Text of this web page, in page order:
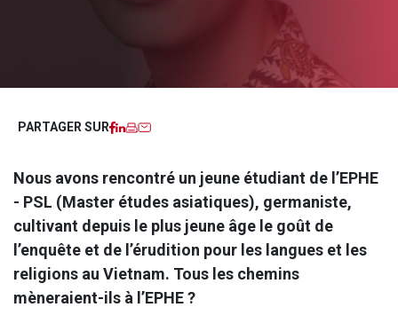
PARTAGER SUR Facebook
LinkedIn
Imprimer
Nous avons rencontré un jeune étudiant de l’EPHE
- PSL (Master études asiatiques), germaniste,
cultivant depuis le plus jeune âge le goût de
l’enquête et de l’érudition pour les langues et les
religions au Vietnam. Tous les chemins
mèneraient-ils à l’EPHE ?